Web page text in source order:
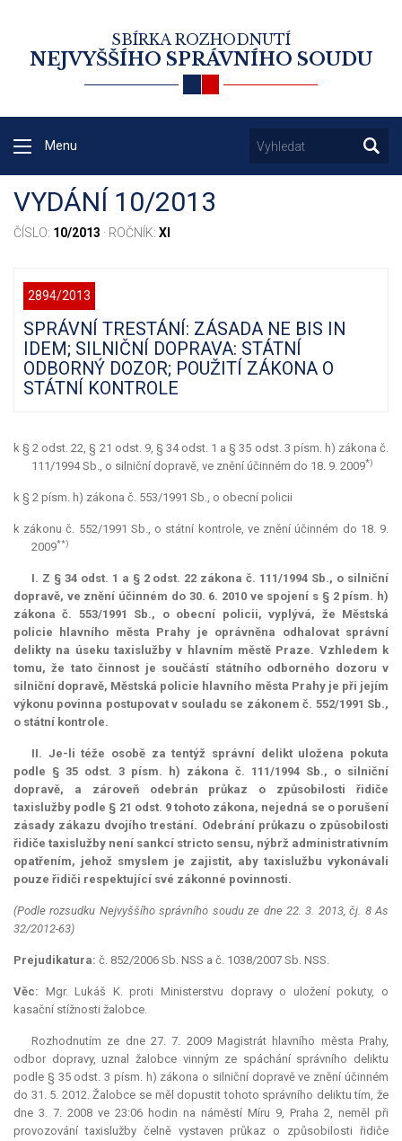
SBÍRKA ROZHODNUTÍ
NEJVYŠŠÍHO SPRÁVNÍHO SOUDU
Menu
VYDÁNÍ 10/2013
ČÍSLO: 10/2013 · ROČNÍK: XI
2894/2013
SPRÁVNÍ TRESTÁNÍ: ZÁSADA NE BIS IN
IDEM; SILNIČNÍ DOPRAVA: STÁTNÍ
ODBORNÝ DOZOR; POUŽITÍ ZÁKONA O
STÁTNÍ KONTROLE
k § 2 odst. 22, § 21 odst. 9, § 34 odst. 1 a § 35 odst. 3 písm. h) zákona č.
111/1994 Sb., o silniční dopravě, ve znění účinném do 18. 9. 2009*)
k § 2 písm. h) zákona č. 553/1991 Sb., o obecní policii
k zákonu č. 552/1991 Sb., o státní kontrole, ve znění účinném do 18. 9.
2009**)
I. Z § 34 odst. 1 a § 2 odst. 22 zákona č. 111/1994 Sb., o silniční
dopravě, ve znění účinném do 30. 6. 2010 ve spojení s § 2 písm. h)
zákona č. 553/1991 Sb., o obecní policii, vyplývá, že Městská
policie hlavního města Prahy je oprávněna odhalovat správní
delikty na úseku taxislužby v hlavním městě Praze. Vzhledem k
tomu, že tato činnost je součástí státního odborného dozoru v
silniční dopravě, Městská policie hlavního města Prahy je při jejím
výkonu povinna postupovat v souladu se zákonem č. 552/1991 Sb.,
o státní kontrole.
II. Je-li téže osobě za tentýž správní delikt uložena pokuta
podle § 35 odst. 3 písm. h) zákona č. 111/1994 Sb., o silniční
dopravě, a zároveň odebrán průkaz o způsobilosti řidiče
taxislužby podle § 21 odst. 9 tohoto zákona, nejedná se o porušení
zásady zákazu dvojího trestání. Odebrání průkazu o způsobilosti
řidiče taxislužby není sankcí stricto sensu, nýbrž administrativním
opatřením, jehož smyslem je zajistit, aby taxislužbu vykonávali
pouze řidiči respektující své zákonné povinnosti.
(Podle rozsudku Nejvyššího správního soudu ze dne 22. 3. 2013, čj. 8 As
32/2012-63)
Prejudikatura: č. 852/2006 Sb. NSS a č. 1038/2007 Sb. NSS.
Věc: Mgr. Lukáš K. proti Ministerstvu dopravy o uložení pokuty, o
kasační stížnosti žalobce.
Rozhodnutím ze dne 27. 7. 2009 Magistrát hlavního města Prahy,
odbor dopravy, uznal žalobce vinným ze spáchání správního deliktu
podle § 35 odst. 3 písm. h) zákona o silniční dopravě ve znění účinném
do 31. 5. 2012. Žalobce se měl dopustit tohoto správního deliktu tím, že
dne 3. 7. 2008 ve 23:06 hodin na náměstí Míru 9, Praha 2, neměl při
provozování taxislužby čelně vystaven průkaz o způsobilosti řidiče